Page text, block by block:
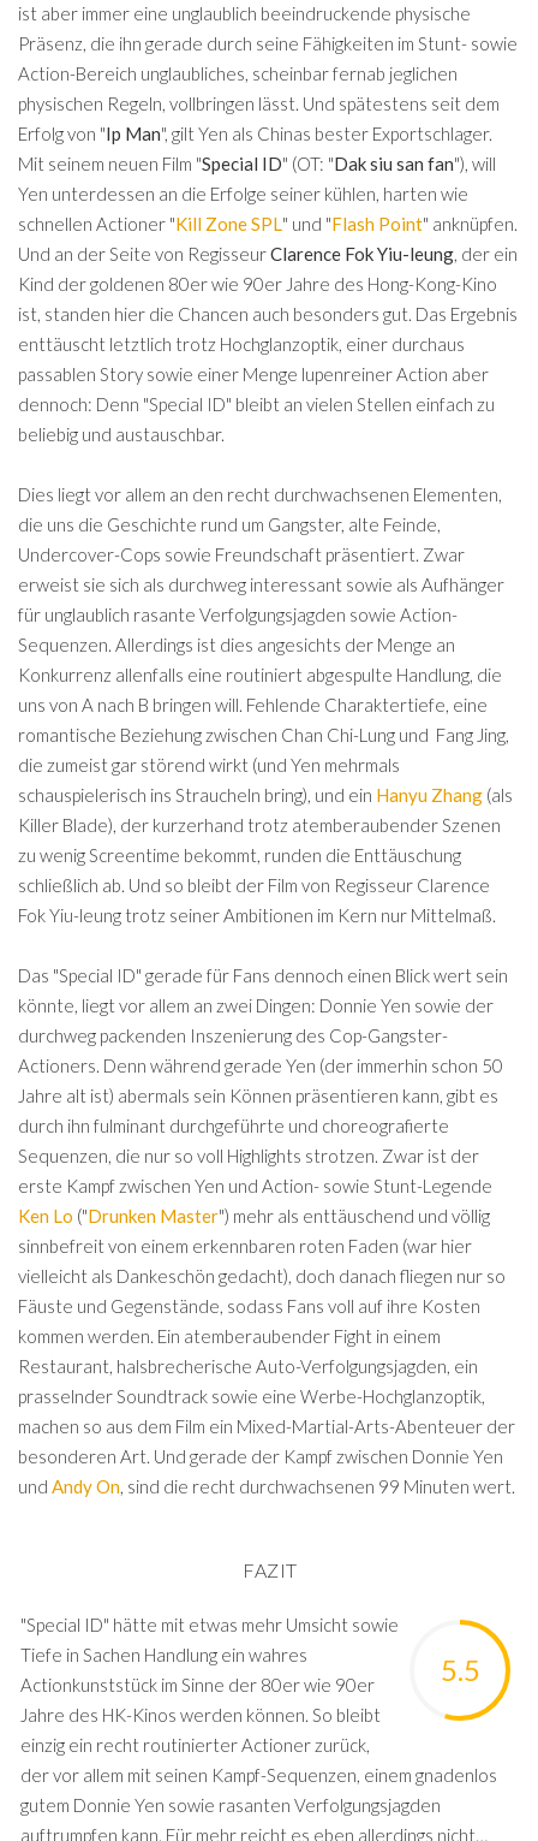
ist aber immer eine unglaublich beeindruckende physische
Präsenz, die ihn gerade durch seine Fähigkeiten im Stunt- sowie
Action-Bereich unglaubliches, scheinbar fernab jeglichen
physischen Regeln, vollbringen lässt. Und spätestens seit dem
Erfolg von "Ip Man", gilt Yen als Chinas bester Exportschlager.
Mit seinem neuen Film "Special ID" (OT: "Dak siu san fan"), will
Yen unterdessen an die Erfolge seiner kühlen, harten wie
schnellen Actioner "Kill Zone SPL " und "Flash Point" anknüpfen.
Und an der Seite von RegisseurClarence Fok Yiu-leung , der ein
Kind der goldenen 80er wie 90er Jahre des Hong-Kong-Kino
ist, standen hier die Chancen auch besonders gut. Das Ergebnis
enttäuscht letztlich trotz Hochglanzoptik, einer durchaus
passablen Story sowie einer Menge lupenreiner Action aber
dennoch: Denn "Special ID" bleibt an vielen Stellen einfach zu
beliebig und austauschbar.
Dies liegt vor allem an den recht durchwachsenen Elementen,
die uns die Geschichte rund um Gangster, alte Feinde,
Undercover-Cops sowie Freundschaft präsentiert. Zwar
erweist sie sich als durchweg interessant sowie als Aufhänger
für unglaublich rasante Verfolgungsjagden sowie Action-
Sequenzen. Allerdings ist dies angesichts der Menge an
Konkurrenz allenfalls eine routiniert abgespulte Handlung, die
uns von A nach B bringen will. Fehlende Charaktertiefe, eine
romantische Beziehung zwischen Chan Chi-Lung und Fang Jing,
die zumeist gar störend wirkt (und Yen mehrmals
schauspielerisch ins Straucheln bring), und ein Hanyu Zhang (als
Killer Blade), der kurzerhand trotz atemberaubender Szenen
zu wenig Screentime bekommt, runden die Enttäuschung
schließlich ab. Und so bleibt der Film von Regisseur Clarence
Fok Yiu-leung trotz seiner Ambitionen im Kern nur Mittelmaß.
Das "Special ID" gerade für Fans dennoch einen Blick wert sein
könnte, liegt vor allem an zwei Dingen: Donnie Yen sowie der
durchweg packenden Inszenierung des Cop-Gangster-
Actioners. Denn während gerade Yen (der immerhin schon 50
Jahre alt ist) abermals sein Können präsentieren kann, gibt es
durch ihn fulminant durchgeführte und choreografierte
Sequenzen, die nur so voll Highlights strotzen. Zwar ist der
erste Kampf zwischen Yen und Action- sowie Stunt-Legende
Ken Lo ("Drunken Master") mehr als enttäuschend und völlig
sinnbefreit von einem erkennbaren roten Faden (war hier
vielleicht als Dankeschön gedacht), doch danach fliegen nur so
Fäuste und Gegenstände, sodass Fans voll auf ihre Kosten
kommen werden. Ein atemberaubender Fight in einem
Restaurant, halsbrecherische Auto-Verfolgungsjagden, ein
prasselnder Soundtrack sowie eine Werbe-Hochglanzoptik,
machen so aus dem Film ein Mixed-Martial-Arts-Abenteuer der
besonderen Art. Und gerade der Kampf zwischen Donnie Yen
und Andy On , sind die recht durchwachsenen 99 Minuten wert.
FAZIT
5.5
"Special ID" hätte mit etwas mehr Umsicht sowie
Tiefe in Sachen Handlung ein wahres
Actionkunststück im Sinne der 80er wie 90er
Jahre des HK-Kinos werden können. So bleibt
einzig ein recht routinierter Actioner zurück,
der vor allem mit seinen Kampf-Sequenzen, einem gnadenlos
gutem Donnie Yen sowie rasanten Verfolgungsjagden
auftrumpfen kann. Für mehr reicht es eben allerdings nicht…